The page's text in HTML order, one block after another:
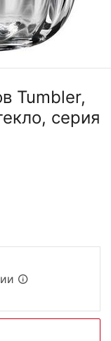
Tumbler,
серия